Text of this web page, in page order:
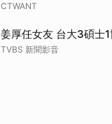
CTWANT
姜厚任女友 台大3碩士
TVBS 新聞影音